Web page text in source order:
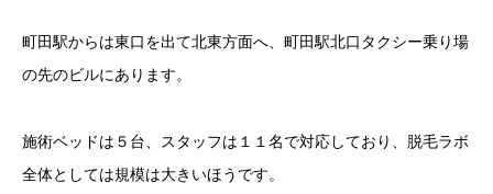
町田駅からは東口を出て北東方面へ、町田駅北口タクシー乗り場
の先のビルにあります。
施術ベッドは５台、スタッフは１１名で対応しており、脱毛ラボ
全体としては規模は大きいほうです。